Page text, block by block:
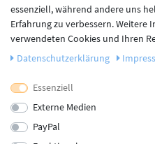
Newsletter
Datenschutz
AGB
Impressum
Newsletter
essenziell, während andere uns
Erfahrung zu verbessern.
verwendeten Cookies und Ihren
Daten­schutz­erklärung
Essenziell
Externe Medien
PayPal